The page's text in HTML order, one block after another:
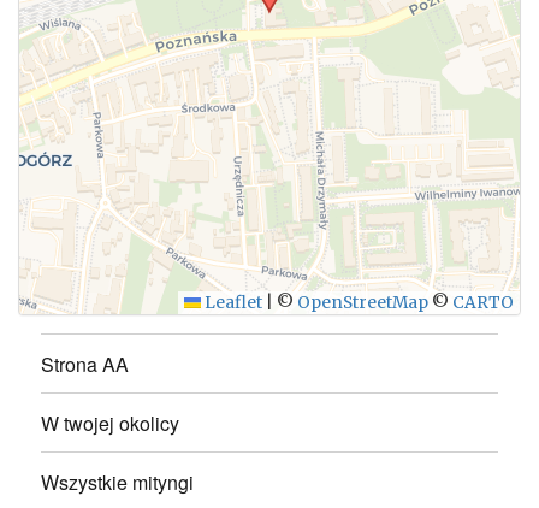
WYŚLIJ
Leaflet © OpenStreetMap © CARTO
Strona AA
W twojej okolicy
Wszystkie mityngi